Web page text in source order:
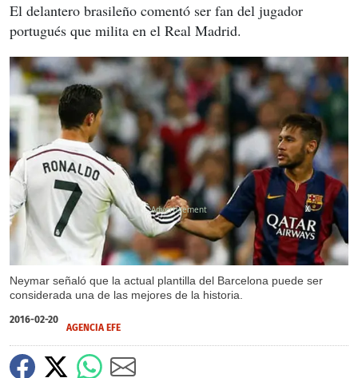
El delantero brasileño comentó ser fan del jugador
portugués que milita en el Real Madrid.
Neymar señaló que la actual plantilla del Barcelona puede ser
considerada una de las mejores de la historia.
X
2016-02-20
AGENCIA EFE